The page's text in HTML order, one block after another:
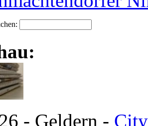
- Geldern -